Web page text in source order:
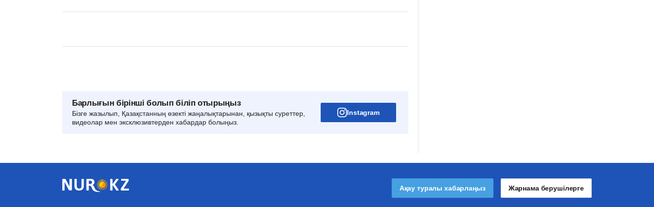
Барлығын бірінші болып біліп отырыңыз
Бізге жазылып, Қазақстанның өзекті жаңалықтарынан, қызықты суреттер,
видеолар мен эксклюзивтерден хабардар болыңыз.
Instagram
Ақау туралы хабарлаңыз Жарнама берушілерге